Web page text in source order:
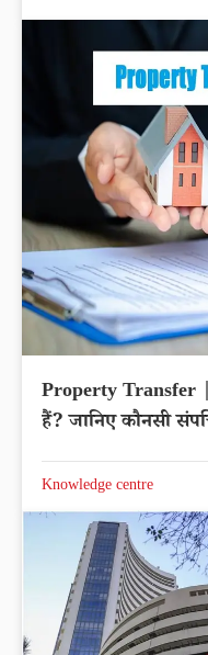
Property Transfer |
हैं? जानिए कौनसी
Knowledge centre